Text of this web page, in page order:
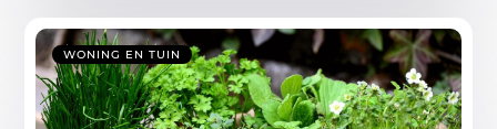
WONING EN TUIN